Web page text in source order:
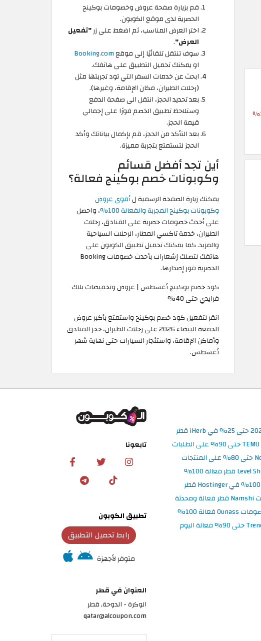
قم بزيارة صفحة عروض وخصومات بوكينج
الحصرية لدى موقع الكوبون.
اختر العرض المناسب، ثم اضغط على زر"تفعيل
العرض".
سوف تنتقل تلقائيًا إلى موقعBooking.com
او يمكنك تحميل التطبيق على هاتفك.
ابحث عن خدمات السفر التي تود تجربتها مثل
(رحلات الطيران، مكان الإقامة، وغيرها).
بعد تحديد الحجز، انتقل الى صفحة الدفع
وستلاحظ تطبيق الخصم فورًا على إجمالي
قيمة الحجز.
بعد التأكد من الحجز، قم بإكمال بياناتك وأكد
الحجز لتستمتع بتجربة مميزة.
أين تجد أفضل قسائم
وكوبونات خصم بوكينج فعالة؟
يمكنك زيارة الصفحة الرسمية لأقوى عروض
وكوبونات بوكينج المجربة والفعالة 100%
، واحصل
على أحدث خصومات حصرية على الفنادق، رحلات
الطيران، خدمة تاكسي المطار، الرحلات السياحية
والمزيد. كما يمكنك تحميل تطبيق الكوبون على
هاتفك لتصلك إشعارات بأحدث خصومات Booking
الحصرية فور إصدارها.
كود خصم بوكينج أغسطس | عروض وتخفيضات بلاك
فرايدي حتى 40%
انقر لتفعيل كود خصم بوكينج واستمتع بأكبر عروض
الجمعة البيضاء 2026 على رحلات الطيران، حجز الفنادق
وأماكن الإقامة، واستئجار السيارات حتى نهاية شهر
أغسطس.
تابعونا
تطبيق الكوبون
رابط تحميل التطبيق
متوفر لأجهزة
العنوان في قطر
الوكرة - الدوحة, قطر
qatar@alcoupon.com